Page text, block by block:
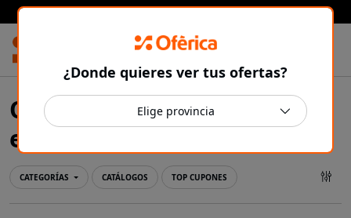
Prensa Ibérica
Ofertas y catálogos de Legal
en
Madrid
CATEGORÍAS CATÁLOGOS TOP CUPONES
¿Donde quieres ver tus ofertas?